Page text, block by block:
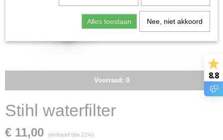
Voorraad: 0
Stihl waterfilter
€ 11,00 (inclusief btw 21%)
8.8
Alles toestaan Nee, niet akkoord